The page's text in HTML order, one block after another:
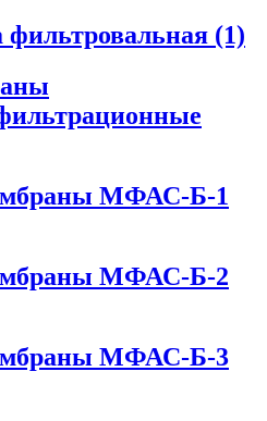
фильтровальная (1)
МФАС-Б-1
МФАС-Б-2
МФАС-Б-3